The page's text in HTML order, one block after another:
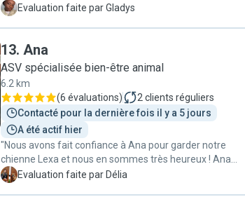
avec nos petites bêtes ! Encore merci 🤩 "
G Evaluation faite par Gladys
13. Ana
ASV spécialisée bien-être animal
6.2 km
(6 évaluations) 2 clients réguliers
Contacté pour la dernière fois il y a 5 jours
A été actif hier
"Nous avons fait confiance à Ana pour garder notre
chienne Lexa et nous en sommes très heureux ! Ana
est une passionnée des animaux en plus d'être très
D Evaluation faite par Délia